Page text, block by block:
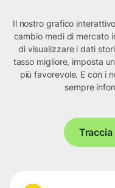
Il nostro grafico
cambio medi di mercato
di visualizzare i dati
tasso migliore, imposta
più favorevole. E con i
sempre
Traccia